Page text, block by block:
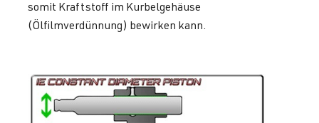
somit Kraftstoff im Kurbelgehäuse
(Ölfilmverdünnung) bewirken kann.